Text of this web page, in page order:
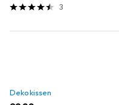
3
Dekokissen